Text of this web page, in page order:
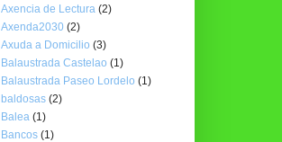
Axencia de Lectura (2)
Axenda2030 (2)
Axuda a Domicilio (3)
Balaustrada Castelao (1)
Balaustrada Paseo Lordelo (1)
baldosas (2)
Balea (1)
Bancos (1)